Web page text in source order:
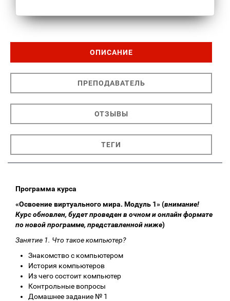
ОПИСАНИЕ
ПРЕПОДАВАТЕЛЬ
ОТЗЫВЫ
ТЕГИ
Программа курса
«Освоение виртуального мира. Модуль 1» (внимание!
Курс обновлен, будет проведен в очном и онлайн формате
по новой программе, представленной ниже)
Занятие 1. Что такое компьютер?
Знакомство с компьютером
История компьютеров
Из чего состоит компьютер
Контрольные вопросы
Домашнее задание № 1